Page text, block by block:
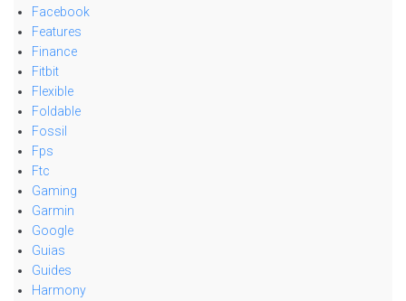
Facebook
Features
Finance
Fitbit
Flexible
Foldable
Fossil
Fps
Ftc
Gaming
Garmin
Google
Guias
Guides
Harmony